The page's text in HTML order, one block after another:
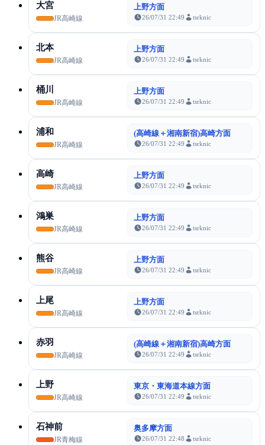
大宮
JR高崎線
上野方面
26/07/31 22:49 tsrknic
北本
JR高崎線
上野方面
26/07/31 22:49 tsrknic
桶川
JR高崎線
上野方面
26/07/31 22:49 tsrknic
浦和
JR高崎線
(高崎線＋湘南新宿)高崎方面
26/07/31 22:49 tsrknic
高崎
JR高崎線
上野方面
26/07/31 22:49 tsrknic
鴻巣
JR高崎線
上野方面
26/07/31 22:49 tsrknic
熊谷
JR高崎線
上野方面
26/07/31 22:49 tsrknic
上尾
JR高崎線
上野方面
26/07/31 22:49 tsrknic
赤羽
JR高崎線
(高崎線＋湘南新宿)高崎方面
26/07/31 22:49 tsrknic
上野
JR高崎線
東京・東海道本線方面
26/07/31 22:49 tsrknic
石神前
JR青梅線
奥多摩方面
26/07/31 22:48 tsrknic